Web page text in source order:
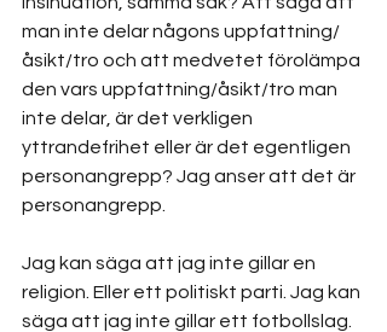
man inte delar någons uppfattning/
åsikt/tro och att medvetet förolämpa
den vars uppfattning/åsikt/tro man
inte delar, är det verkligen
yttrandefrihet eller är det egentligen
personangrepp? Jag anser att det är
personangrepp.
Jag kan säga att jag inte gillar en
religion. Eller ett politiskt parti. Jag kan
säga att jag inte gillar ett fotbollslag.